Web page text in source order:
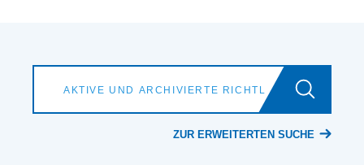
ZUR ERWEITERTEN SUCHE